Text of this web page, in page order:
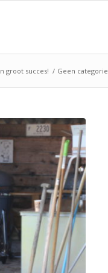
groot succes! / Geen categorie